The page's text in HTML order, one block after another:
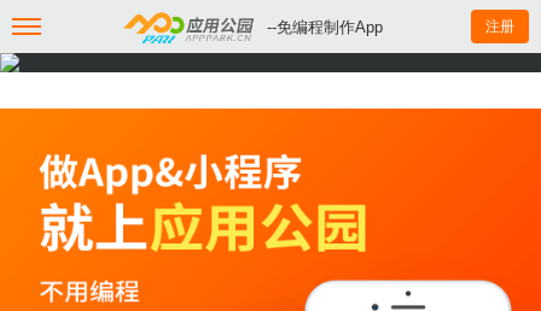
--免编程制作App 注册